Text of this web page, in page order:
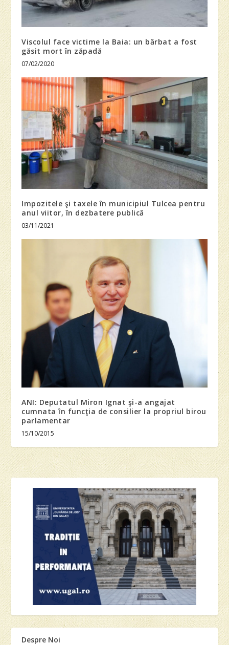
Viscolul face victime la Baia: un bărbat a fost
găsit mort în zăpadă
07/02/2020
Impozitele şi taxele în municipiul Tulcea pentru
anul viitor, în dezbatere publică
03/11/2021
ANI: Deputatul Miron Ignat şi-a angajat
cumnata în funcţia de consilier la propriul birou
parlamentar
15/10/2015
Despre Noi